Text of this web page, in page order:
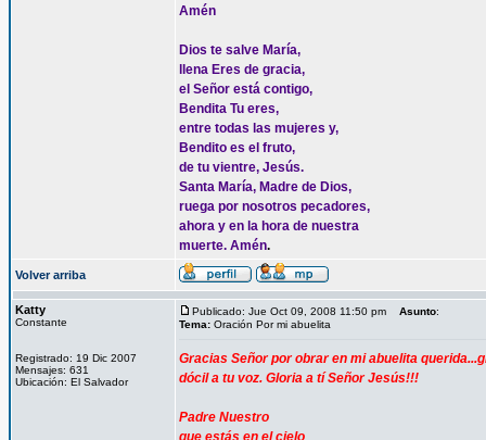
Amén
Dios te salve María,
llena Eres de gracia,
el Señor está contigo,
Bendita Tu eres,
entre todas las mujeres y,
Bendito es el fruto,
de tu vientre, Jesús.
Santa María, Madre de Dios,
ruega por nosotros pecadores,
ahora y en la hora de nuestra
muerte. Amén.
Volver arriba
Katty
Constante
Registrado: 19 Dic 2007
Mensajes: 631
Ubicación: El Salvador
Publicado: Jue Oct 09, 2008 11:50 pm Asunto:
Tema: Oración Por mi abuelita
Gracias Señor por obrar en mi abuelita
dócil a tu voz. Gloria a tí Señor Jesús!!!
Padre Nuestro
que estás en el cielo